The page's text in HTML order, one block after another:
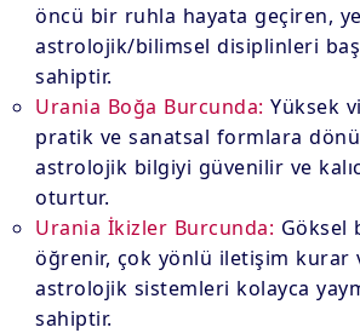
öncü bir ruhla hayata geçiren,
astrolojik/bilimsel disiplinleri
sahiptir.
Urania Boğa Burcunda: Yüksek
pratik ve sanatsal formlara
astrolojik bilgiyi güvenilir ve
oturtur.
Urania İkizler Burcunda: Göksel
öğrenir, çok yönlü iletişim kurar
astrolojik sistemleri kolayca
sahiptir.